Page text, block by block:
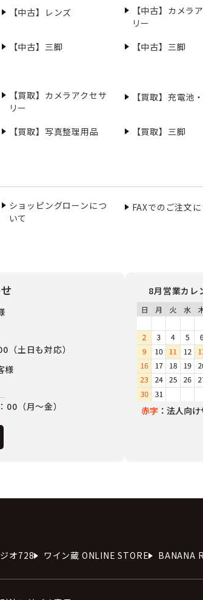
【中古】レンズ
【中古】カメラ
リー
【中古】三脚 【中古】三脚
【買取】カメラアクセサ
リー
【買取】充電池
【買取】写真整理用品 【買取】三脚
ショッピングローンにつ
いて
FAXでのご注文
（土日も対応）
様
00（月～金）
8月営業カレ
赤字 ：法人向
オ728 ワイン蔵 ONLINE STORE BANANA